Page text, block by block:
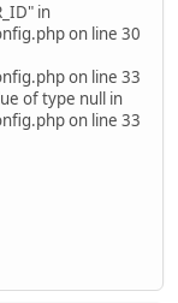
in
on line 30
on line 33
of type null in
on line 33